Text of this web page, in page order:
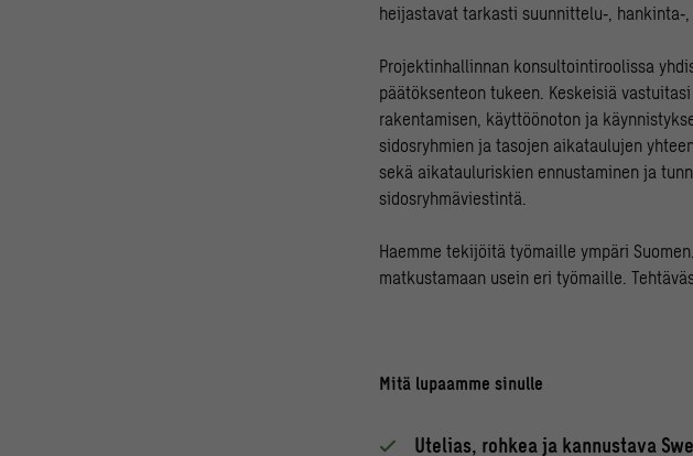
heijastavat tarkasti suunnittelu‑,
Projektinhallinnan konsultointiroolissa
päätöksenteon tukeen. Keskeisiä
rakentamisen, käyttöönoton ja
sidosryhmien ja tasojen aikataulujen
sekä aikatauluriskien ennustaminen ja
sidosryhmäviestintä.
Haemme tekijöitä työmaille ympäri
matkustamaan usein eri työmaille.
Mitä lupaamme sinulle
Utelias, rohkea ja kannustava